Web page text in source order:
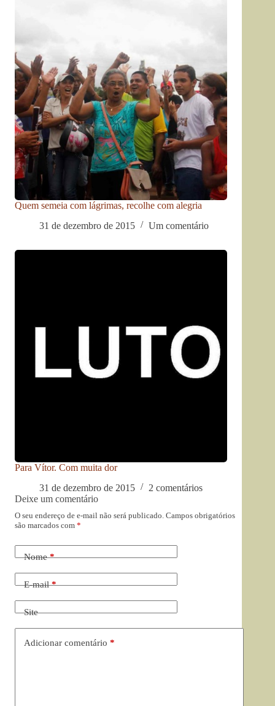
Quem semeia com lágrimas, recolhe com alegria
31 de dezembro de 2015
Um comentário
Para Vítor. Com muita dor
31 de dezembro de 2015
2 comentários
Deixe um comentário
O seu endereço de e-mail não será publicado. Campos obrigatórios
são marcados com *
Nome*
E-mail*
Site
Adicionar comentário *